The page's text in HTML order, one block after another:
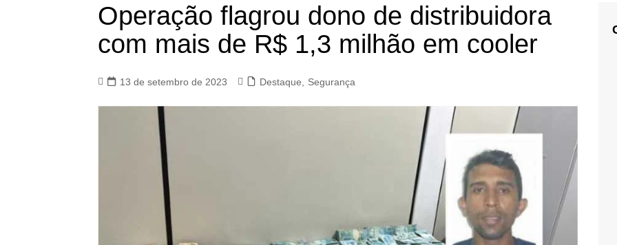
Operação flagrou dono de distribuidora
com mais de R$ 1,3 milhão em cooler
13 de setembro de 2023 Destaque Segurança